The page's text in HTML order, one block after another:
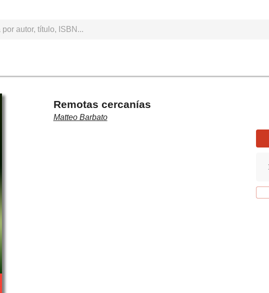
Remotas cercanías
Matteo Barbato